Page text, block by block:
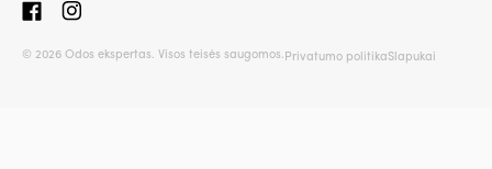
© 2026 Odos ekspertas. Visos teisės saugomos. Privatumo politikaSlapukai